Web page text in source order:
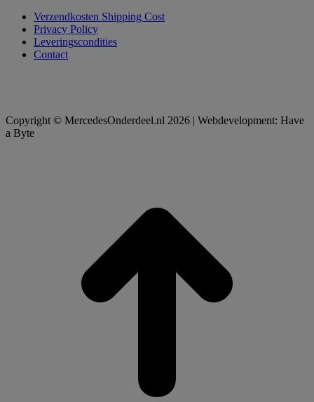
Verzendkosten Shipping Cost
Privacy Policy
Leveringscondities
Contact
Copyright © MercedesOnderdeel.nl 2026 | Webdevelopment: Have
a Byte